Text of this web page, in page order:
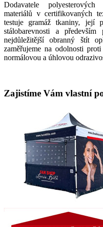
Dodavatele
materiálů v certifikovaných
testuje gramáž tkaniny, její
stálobarevnosti a
nejdůležitějšíobranný štít
zaměřujeme na odolnosti
normálovou a úhlovou
Zajistíme Vám vlastní